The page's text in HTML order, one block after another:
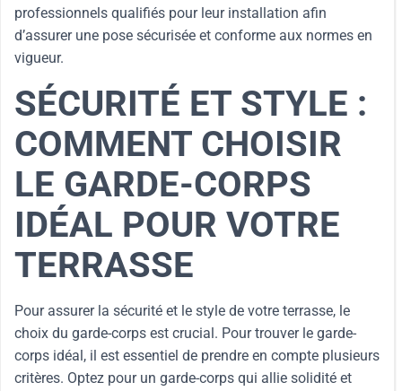
professionnels qualifiés pour leur installation afin
d’assurer une pose sécurisée et conforme aux normes en
vigueur.
SÉCURITÉ ET STYLE :
COMMENT CHOISIR
LE GARDE-CORPS
IDÉAL POUR VOTRE
TERRASSE
Pour assurer la sécurité et le style de votre terrasse, le
choix du garde-corps est crucial. Pour trouver le garde-
corps idéal, il est essentiel de prendre en compte plusieurs
critères. Optez pour un garde-corps qui allie solidité et